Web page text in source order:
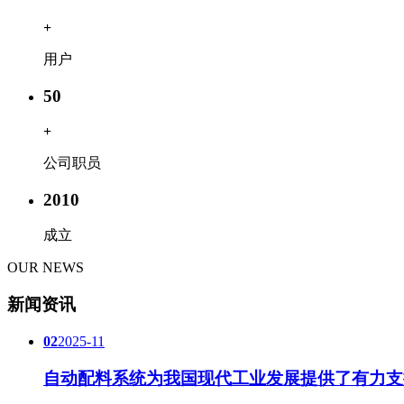
+
用户
50
+
公司职员
2010
成立
OUR NEWS
新闻资讯
022025-11
自动配料系统为我国现代工业发展提供了有力